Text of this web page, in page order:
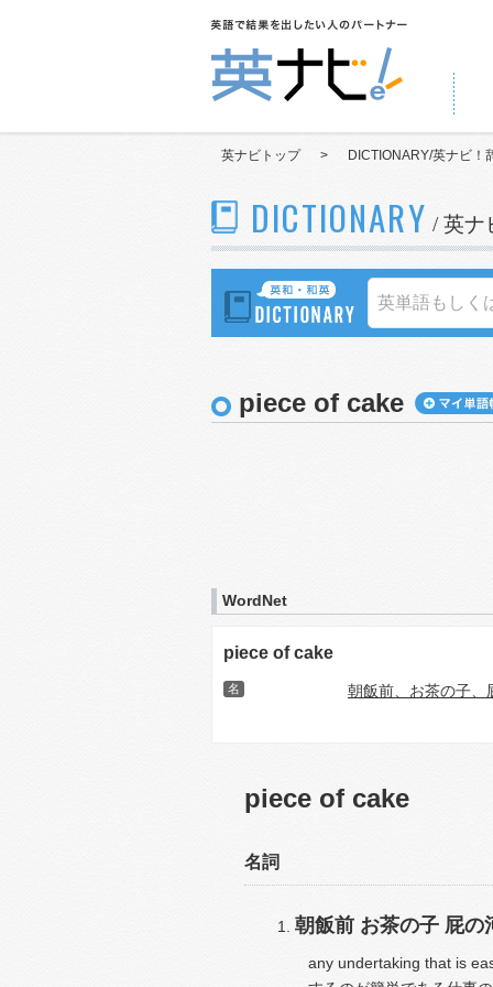
英ナビトップ > DICTIONARY/英ナビ！
DICTIONARY / 英ナ
piece of cake
WordNet
piece of cake
名 朝飯前、お茶の子、
piece of cake
名詞
朝飯前 お茶の子 屁の
any undertaking that is